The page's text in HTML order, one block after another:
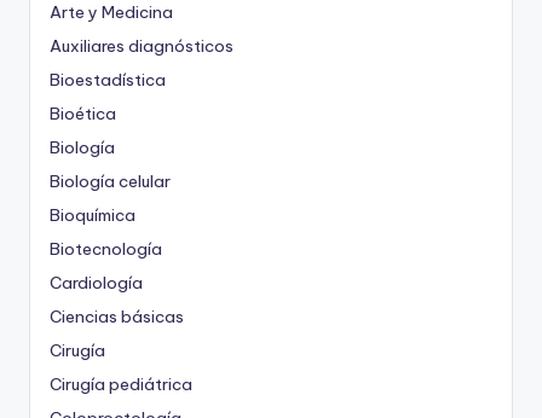
Arte y Medicina
Auxiliares diagnósticos
Bioestadística
Bioética
Biología
Biología celular
Bioquímica
Biotecnología
Cardiología
Ciencias básicas
Cirugía
Cirugía pediátrica